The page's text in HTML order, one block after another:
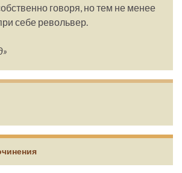
говоря, но тем не менее
себе револьвер.